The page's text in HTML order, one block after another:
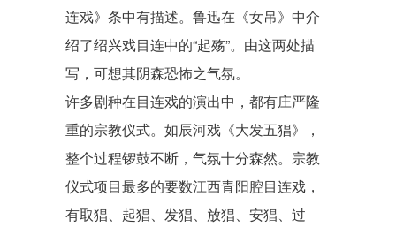
连戏》条中有描述。鲁迅在 《女吊》 中介
绍了绍兴戏目连中的“起殇”。由这两处描
写，可想其阴森恐怖之气氛。
许多剧种在目连戏的演出中，都有庄严隆
重的宗教仪式。如辰河戏 《大发五猖》，
整个过程锣鼓不断，气氛十分森然。宗教
仪式项目最多的要数江西青阳腔目连戏，
有取猖、起猖、发猖、放猖、安猖、过